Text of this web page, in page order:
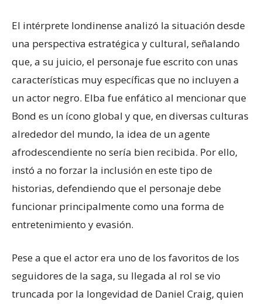
​El intérprete londinense analizó la situación desde
una perspectiva estratégica y cultural, señalando
que, a su juicio, el personaje fue escrito con unas
características muy específicas que no incluyen a
un actor negro. Elba fue enfático al mencionar que
Bond es un ícono global y que, en diversas culturas
alrededor del mundo, la idea de un agente
afrodescendiente no sería bien recibida. Por ello,
instó a no forzar la inclusión en este tipo de
historias, defendiendo que el personaje debe
funcionar principalmente como una forma de
entretenimiento y evasión.
​Pese a que el actor era uno de los favoritos de los
seguidores de la saga, su llegada al rol se vio
truncada por la longevidad de Daniel Craig, quien